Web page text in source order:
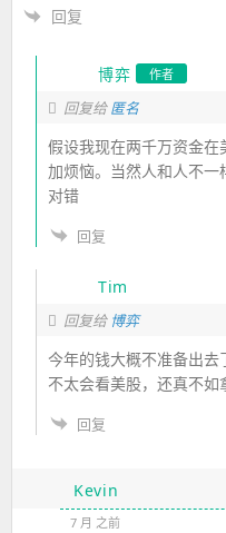
回复
博弈 作者
回复给匿名
假设我现在两千万资金
加烦恼。当然人和人不
对错
回复
Tim
回复给 博弈
今年的钱大概不准备出去
不太会看美股，还真不如
回复
Kevin
7 月 之前